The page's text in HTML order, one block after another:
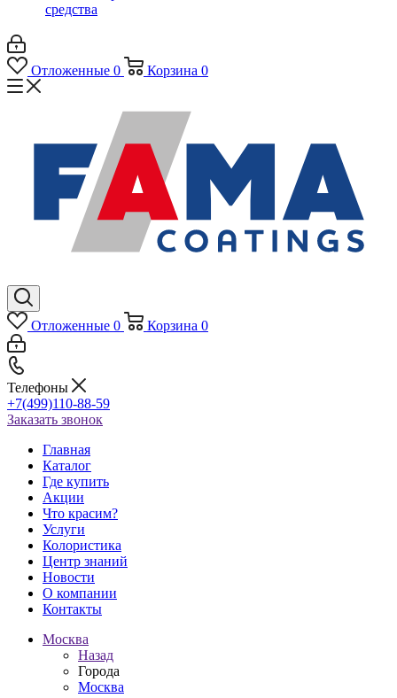
средства
Отложенные 0 Корзина 0
Отложенные 0 Корзина 0
Телефоны
+7(499)110-88-59
Заказать звонок
Главная
Каталог
Где купить
Акции
Что красим?
Услуги
Колористика
Центр знаний
Новости
О компании
Контакты
Москва
Назад
Города
Москва